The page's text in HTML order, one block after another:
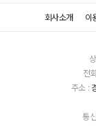
회사소개 이
전
주소 :
통